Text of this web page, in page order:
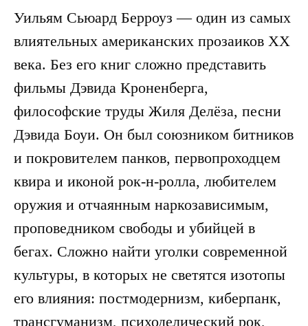
Уильям Сьюард Берроуз — один из самых
влиятельных американских прозаиков XX
века. Без его книг сложно представить
фильмы Дэвида Кроненберга,
философские труды Жиля Делёза, песни
Дэвида Боуи. Он был союзником битников
и покровителем панков, первопроходцем
квира и иконой рок-н-ролла, любителем
оружия и отчаянным наркозависимым,
проповедником свободы и убийцей в
бегах. Сложно найти уголки современной
культуры, в которых не светятся изотопы
его влияния: постмодернизм, киберпанк,
трансгуманизм, психоделический рок,